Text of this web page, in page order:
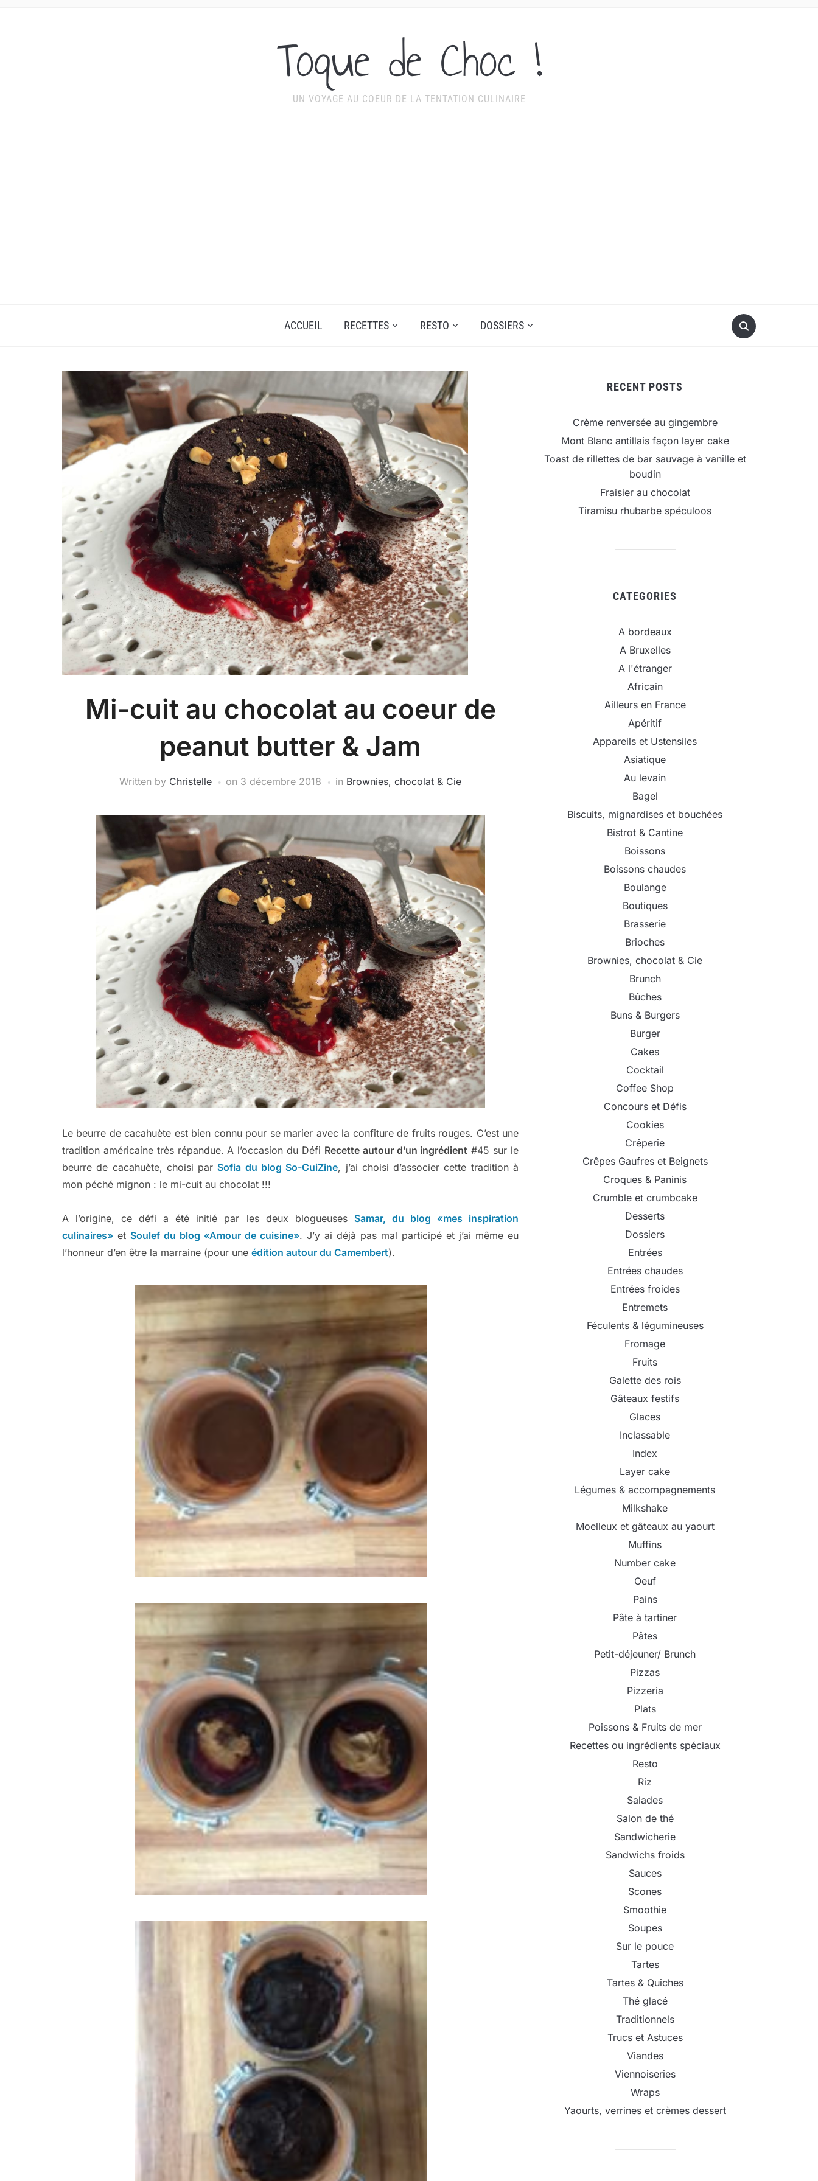
Toque de Choc !
UN VOYAGE AU COEUR DE LA TENTATION CULINAIRE
ACCUEIL RECETTES RESTO DOSSIERS
Mi-cuit au chocolat au coeur de
peanut butter & Jam
Written by Christelle on 3 décembre 2018 in Brownies, chocolat & Cie
Le beurre de cacahuète est bien connu pour se marier avec la confiture de fruits rouges. C’est une
tradition américaine très répandue. A l’occasion du Défi Recette autour d’un ingrédient #45 sur le
beurre de cacahuète, choisi par Sofia du blog So-CuiZine, j’ai choisi d’associer cette tradition à
mon péché mignon : le mi-cuit au chocolat !!!
A l’origine, ce défi a été initié par les deux blogueuses Samar, du blog «mes inspiration
culinaires» et Soulef du blog «Amour de cuisine». J’y ai déjà pas mal participé et j’ai même eu
l’honneur d’en être la marraine (pour une édition autour du Camembert).
RECENT POSTS
Crème renversée au gingembre
Mont Blanc antillais façon layer cake
Toast de rillettes de bar sauvage à vanille et
boudin
Fraisier au chocolat
Tiramisu rhubarbe spéculoos
CATEGORIES
A bordeaux
A Bruxelles
A l'étranger
Africain
Ailleurs en France
Apéritif
Appareils et Ustensiles
Asiatique
Au levain
Bagel
Biscuits, mignardises et bouchées
Bistrot & Cantine
Boissons
Boissons chaudes
Boulange
Boutiques
Brasserie
Brioches
Brownies, chocolat & Cie
Brunch
Bûches
Buns & Burgers
Burger
Cakes
Cocktail
Coffee Shop
Concours et Défis
Cookies
Crêperie
Crêpes Gaufres et Beignets
Croques & Paninis
Crumble et crumbcake
Desserts
Dossiers
Entrées
Entrées chaudes
Entrées froides
Entremets
Féculents & légumineuses
Fromage
Fruits
Galette des rois
Gâteaux festifs
Glaces
Inclassable
Index
Layer cake
Légumes & accompagnements
Milkshake
Moelleux et gâteaux au yaourt
Muffins
Number cake
Oeuf
Pains
Pâte à tartiner
Pâtes
Petit-déjeuner/ Brunch
Pizzas
Pizzeria
Plats
Poissons & Fruits de mer
Recettes ou ingrédients spéciaux
Resto
Riz
Salades
Salon de thé
Sandwicherie
Sandwichs froids
Sauces
Scones
Smoothie
Soupes
Sur le pouce
Tartes
Tartes & Quiches
Thé glacé
Traditionnels
Trucs et Astuces
Viandes
Viennoiseries
Wraps
Yaourts, verrines et crèmes dessert